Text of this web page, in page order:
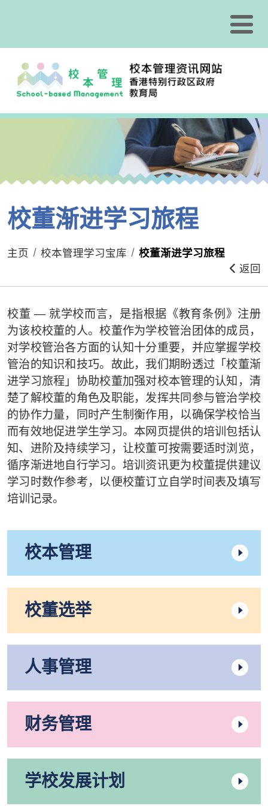
校董渐进学习旅程
主页 校本管理学习宝库
校董渐进学习旅程
返回
校董 — 就学校而言，是指根据《教育条例》注册
为该校校董的人。校董作为学校管治团体的成员，
对学校管治各方面的认知十分重要，并应掌握学校
管治的知识和技巧。故此，我们期盼透过「校董渐
进学习旅程」协助校董加强对校本管理的认知，清
楚了解校董的角色及职能，发挥共同参与管治学校
的协作力量，同时产生制衡作用，以确保学校恰当
而有效地促进学生学习。本网页提供的培训包括认
知、进阶及持续学习，让校董可按需要适时浏览，
循序渐进地自行学习。培训资讯更为校董提供建议
学习时数作参考，以便校董订立自学时间表及填写
培训记录。
校本管理
校董选举
人事管理
财务管理
学校发展计划